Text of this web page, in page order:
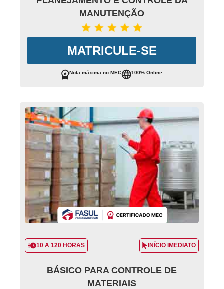
MANUTENÇÃO
MATRICULE-SE
Nota máxima no MEC 100% Online
10 A 120 HORAS INÍCIO IMEDIATO
BÁSICO PARA CONTROLE DE
MATERIAIS